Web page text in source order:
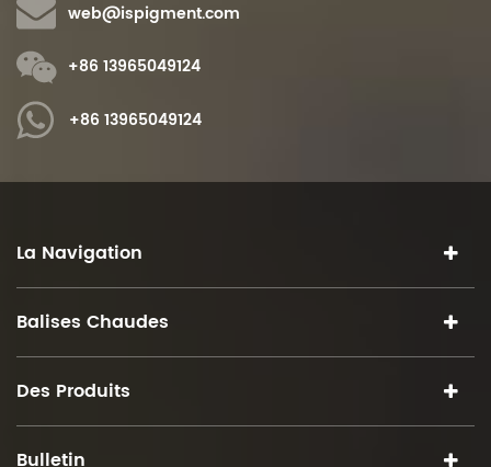
web@ispigment.com
+86 13965049124
+86 13965049124
La Navigation
Balises Chaudes
Des Produits
Bulletin